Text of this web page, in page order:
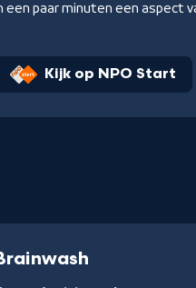
een paar minuten een aspect
Kijk op NPO Start